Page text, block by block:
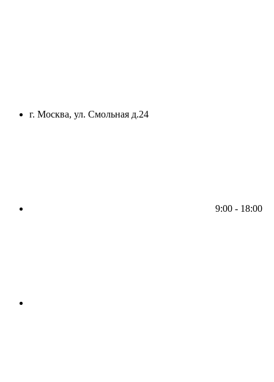
г. Москва, ул. Смольная д.24
9:00 - 18:00